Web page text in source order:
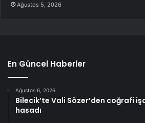
Ağustos 5, 2026
En Güncel Haberler
Ağustos 6, 2026
Bilecik’te Vali Sözer’den coğrafi
hasadı